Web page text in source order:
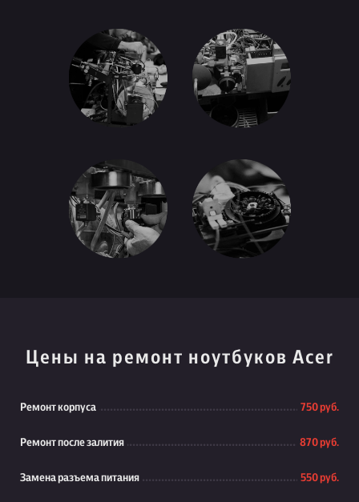
Цены на ремонт ноутбуков Acer
Ремонт корпуса 750 руб.
Ремонт после залития 870 руб.
Замена разъема питания 550 руб.